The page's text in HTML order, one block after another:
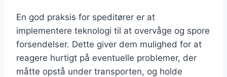
En god praksis for speditører er at
implementere teknologi til at overvåge og spore
forsendelser. Dette giver dem mulighed for at
reagere hurtigt på eventuelle problemer, der
måtte opstå under transporten, og holde